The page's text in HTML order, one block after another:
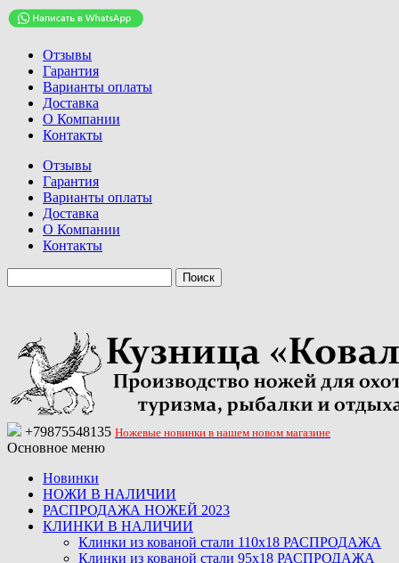
Отзывы
Гарантия
Варианты оплаты
Доставка
О Компании
Контакты
Отзывы
Гарантия
Варианты оплаты
Доставка
О Компании
Контакты
+79875548135 Ножевые новинки в нашем новом магазине
Основное меню
Новинки
НОЖИ В НАЛИЧИИ
РАСПРОДАЖА НОЖЕЙ 2023
КЛИНКИ В НАЛИЧИИ
Клинки из кованой стали 110х18 РАСПРОДАЖА
Клинки из кованой стали 95х18 РАСПРОДАЖА